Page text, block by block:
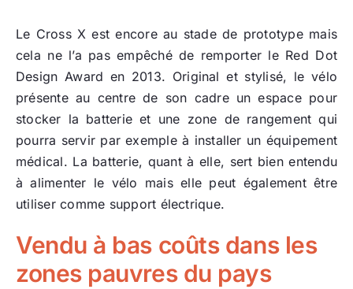
Le Cross X est encore au stade de prototype mais
cela ne l’a pas empêché de remporter le Red Dot
Design Award en 2013. Original et stylisé, le vélo
présente au centre de son cadre un espace pour
stocker la batterie et une zone de rangement qui
pourra servir par exemple à installer un équipement
médical. La batterie, quant à elle, sert bien entendu
à alimenter le vélo mais elle peut également être
utiliser comme support électrique.
Vendu à bas coûts dans les
zones pauvres du pays